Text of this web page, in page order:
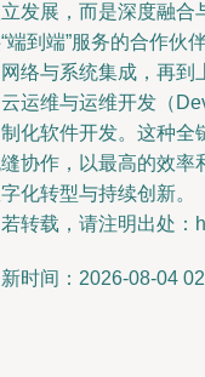
发展，而是深度融合
端到端”服务的合作伙
络与系统集成，再到
运维与运维开发（
化软件开发。这种全
协作，以最高的效率
化转型与持续创新。
转载，请注明出处：
时间：2026-08-04